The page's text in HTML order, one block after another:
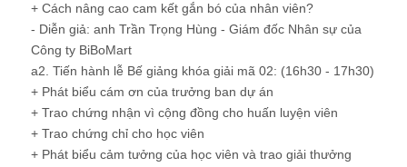
+ Cách nâng cao cam kết gắn bó của nhân viên?
- Diễn giả: anh Trần Trọng Hùng - Giám đốc Nhân sự của
Công ty BiBoMart
a2. Tiến hành lễ Bế giảng khóa giải mã 02: (16h30 - 17h30)
+ Phát biểu cám ơn của trưởng ban dự án
+ Trao chứng nhận vì cộng đồng cho huấn luyện viên
+ Trao chứng chỉ cho học viên
+ Phát biểu cảm tưởng của học viên và trao giải thưởng